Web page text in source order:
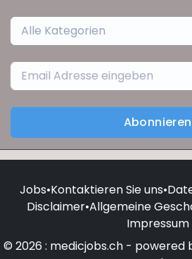
Alle Kategorien
Abonnieren
Jobs•Kontaktieren Sie uns•
Disclaimer•Allgemeine
Impressum
© 2026 : medicjobs.ch - powered